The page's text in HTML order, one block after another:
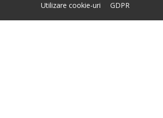
Utilizare cookie-uri GDPR